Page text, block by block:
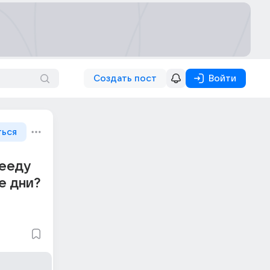
Создать пост Войти
дни?